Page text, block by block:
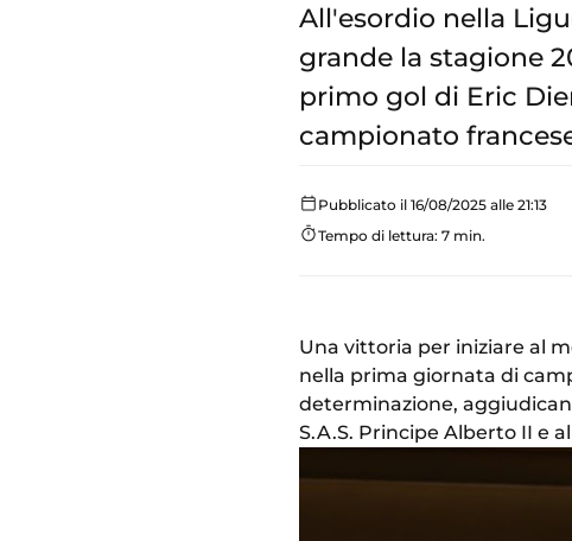
All'esordio nella
grande la stagione
primo gol di Eric
campionato
Pubblicato il 16/08/2025 alle 21:13
Tempo di lettura: 7 min.
Una vittoria per iniziare al
nella prima giornata di
determinazione,
S.A.S. Principe Alberto II e